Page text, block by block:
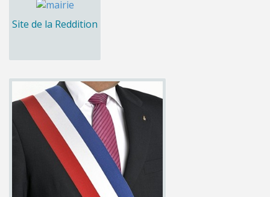
Site de la Reddition